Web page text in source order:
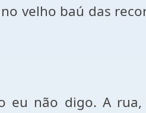
velho baú das
eu não digo. A